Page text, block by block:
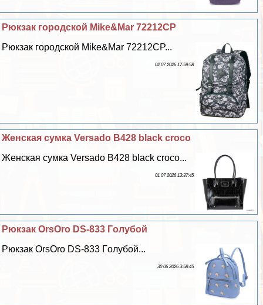
Рюкзак городской Mike&Mar 72212CP
Рюкзак городской Mike&Mar 72212CP...
02 07 2026 17:59:58
Женская сумка Versado B428 black croco
Женская сумка Versado B428 black croco...
01 07 2026 13:37:45
Рюкзак OrsOro DS-833 Гoлyбой
Рюкзак OrsOro DS-833 Гoлyбой...
30 06 2026 3:58:45